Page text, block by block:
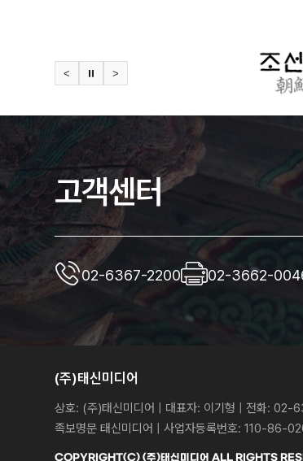
< ⏸ >
고객센터
02-6367-2200 02-3662-
(주)태신미디어
상호: (주)태신미디어 | 대표자: 이기형 | 전화:
족보명문 태신미디어 | 사업자등록번호: 110-86-
COPYRIGHT(C) (주)태신미디어ALL RIGHTS